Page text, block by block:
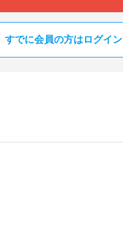
すでに会員の方はログイン